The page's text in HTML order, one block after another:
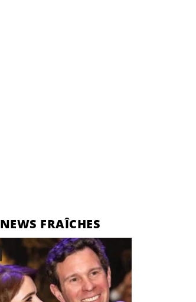
NEWS FRAÎCHES